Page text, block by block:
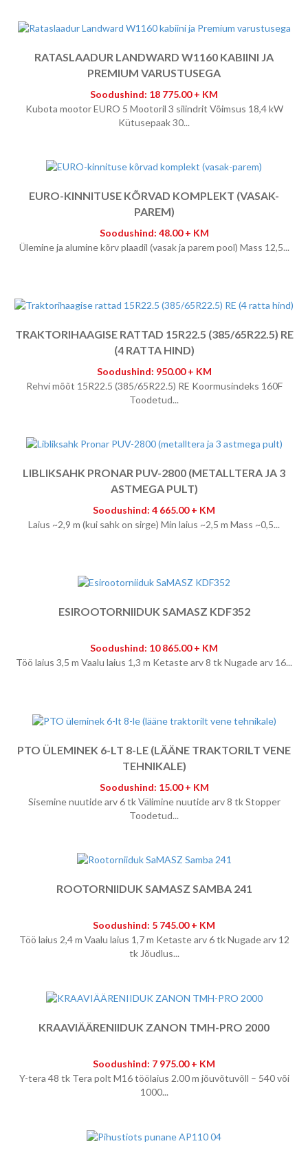
RATASLAADUR LANDWARD W1160 KABIINI JA
PREMIUM VARUSTUSEGA
Soodushind: 18 775.00 + KM
Kubota mootor EURO 5 Mootoril 3 silindrit Võimsus 18,4 kW
Kütusepaak 30...
EURO-KINNITUSE KÕRVAD KOMPLEKT (VASAK-
PAREM)
Soodushind: 48.00 + KM
Ülemine ja alumine kõrv plaadil (vasak ja parem pool) Mass 12,5...
TRAKTORIHAAGISE RATTAD 15R22.5 (385/65R22.5) RE
(4 RATTA HIND)
Soodushind: 950.00 + KM
Rehvi mõõt 15R22.5 (385/65R22.5) RE Koormusindeks 160F
Toodetud...
LIBLIKSAHK PRONAR PUV-2800 (METALLTERA JA 3
ASTMEGA PULT)
Soodushind: 4 665.00 + KM
Laius ~2,9 m (kui sahk on sirge) Min laius ~2,5 m Mass ~0,5...
ESIROOTORNIIDUK SAMASZ KDF352
Soodushind: 10 865.00 + KM
Töö laius 3,5 m Vaalu laius 1,3 m Ketaste arv 8 tk Nugade arv 16...
PTO ÜLEMINEK 6-LT 8-LE (LÄÄNE TRAKTORILT VENE
TEHNIKALE)
Soodushind: 15.00 + KM
Sisemine nuutide arv 6 tk Välimine nuutide arv 8 tk Stopper
Toodetud...
ROOTORNIIDUK SAMASZ SAMBA 241
Soodushind: 5 745.00 + KM
Töö laius 2,4 m Vaalu laius 1,7 m Ketaste arv 6 tk Nugade arv 12
tk Jõudlus...
KRAAVIÄÄRENIIDUK ZANON TMH-PRO 2000
Soodushind: 7 975.00 + KM
Y-tera 48 tk Tera polt M16 töölaius 2.00 m jõuvõtuvõll – 540 või
1000...